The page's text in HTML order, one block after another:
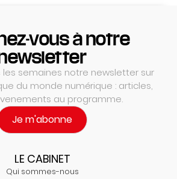
vous à notre
semaines notre newsletter sur
du monde numérique : articles,
au programme.
Je m'abonne
LE CABINET
Qui sommes-nous